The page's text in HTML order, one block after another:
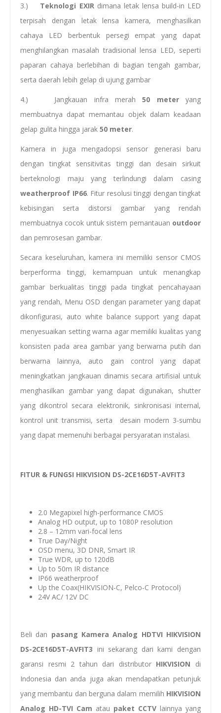
3.) Teknologi EXIR dimana letak lensa build-in LED
terpisah dengan letak lensa kamera, menghasilkan
cahaya LED berbentuk persegi empat yang dapat
menghilangkan masalah tradisional lensa LED, seperti
paparan cahaya berlebihan di bagian tengah gambar,
serta daerah lebih gelap di ujung gambar
4.) Jangkauan infra merah50 meteryang
membuatnya dapat memantau objek dalam keadaan
gelap gulita hingga jarak 50 meter.
Kamera in juga mengadopsi sensor generasi baru
dengan tingkat sensitivitas tinggi dan desain sirkuit
berteknologi maju yang terlindungi dalam casing
weatherproof IP66. Fitur resolusi tinggi dengan tingkat
kebisingan serta distorsi gambar yang rendah
membuatnya cocok untuk sistem pemantauan outdoor
dan pemrosesan gambar.
Secara keseluruhan, kamera ini memiliki sensor CMOS
berperforma tinggi, kemampuan untuk menangkap
gambar berkualitas tinggi pada tingkat pencahayaan
yang rendah, Menu OSD dengan parameter yang dapat
dikonfigurasi, auto white balance support yang dapat
menyesuaikan setting warna agar memiliki kualitas yang
konsisten pada area gambar yang berwarna putih dan
berwarna lainnya, auto gain control yang dapat
meningkatkan jangkauan dinamis secara artifisial untuk
menghasilkan gambar yang dapat digunakan, shutter
yang dikontrol secara elektronik, sinkronisasi internal,
kontrol unit transmisi, serta desain modern 3-sumbu
yang dapat memenuhi berbagai persyaratan instalasi.
FITUR & FUNGSI HIKVISION DS-2CE16D5T-AVFIT3
2.0 Megapixel high-performance CMOS
Analog HD output, up to 1080P resolution
2.8 – 12mm vari-focal lens
True Day/Night
OSD menu, 3D DNR, Smart IR
True WDR, up to 120dB
Up to 50m IR distance
IP66 weatherproof
Up the Coax(HIKVISION-C, Pelco-C Protocol)
24V AC/ 12V DC
Beli dan pasang Kamera Analog HDTVI HIKVISION
DS-2CE16D5T-AVFIT3 ini sekarang dari kami dengan
garansi resmi 2 tahun dari distributor HIKVISION di
Indonesia dan anda juga akan mendapatkan petunjuk
yang membantu dan berguna dalam memilih HIKVISION
Analog HD-TVI Cam atau paket CCTV lainnya yang